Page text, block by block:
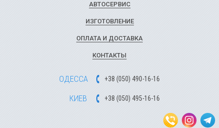
АВТОСЕРВИС
ИЗГОТОВЛЕНИЕ
ОПЛАТА И ДОСТАВКА
КОНТАКТЫ
ОДЕССА +38 (050) 490-16-16
КИЕВ +38 (050) 495-16-16